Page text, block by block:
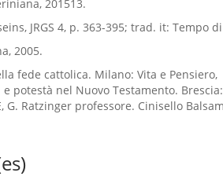
201513.
JRGS 4, p. 363-395; trad. it: Tempo di
2005.
fede cattolica. Milano: Vita e Pensiero,
e potestà nel Nuovo Testamento. Brescia:
G. Ratzinger professore. Cinisello